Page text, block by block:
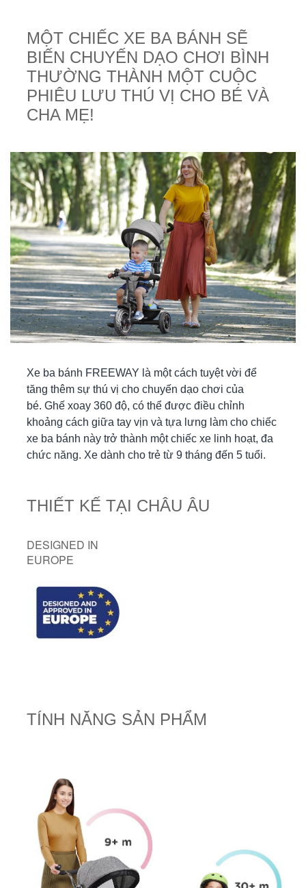
MỘT CHIẾC XE BA BÁNH SẼ
BIẾN CHUYẾN DẠO CHƠI BÌNH
THƯỜNG THÀNH MỘT CUỘC
PHIÊU LƯU THÚ VỊ CHO BÉ VÀ
CHA MẸ!
Xe ba bánh FREEWAY là một cách tuyệt vời để
tăng thêm sự thú vị cho chuyến dạo chơi của
bé. Ghế xoay 360 độ, có thể được điều chỉnh
khoảng cách giữa tay vịn và tựa lưng làm cho chiếc
xe ba bánh này trở thành một chiếc xe linh hoạt, đa
chức năng. Xe dành cho trẻ từ 9 tháng đến 5 tuổi.
THIẾT KẾ TẠI CHÂU ÂU
DESIGNED IN
EUROPE
TÍNH NĂNG SẢN PHẨM